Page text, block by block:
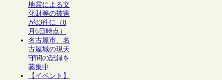
地震による文
化財等の被害
が83件に（8
月6日時点）
名古屋市、名
古屋城の現天
守閣の記録を
募集中
【イベント】